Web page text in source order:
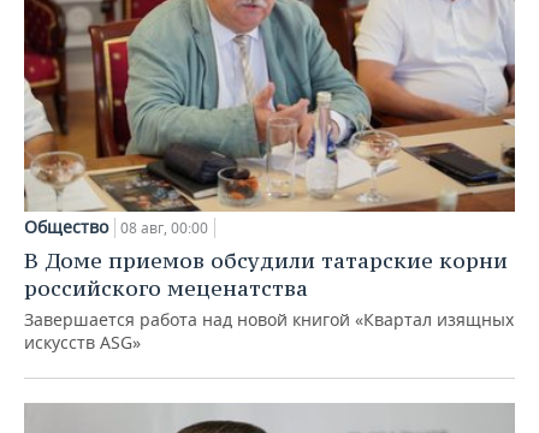
Общество 08 авг, 00:00
В Доме приемов обсудили татарские корни
российского меценатства
Завершается работа над новой книгой «Квартал изящных
искусств ASG»